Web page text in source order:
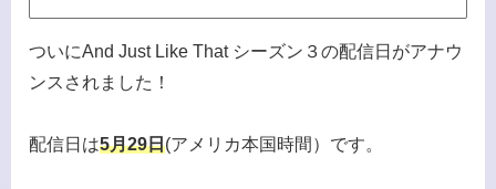
ついにAnd Just Like That シーズン３の配信日がアナウ
ンスされました！
配信日は5月29日(アメリカ本国時間）です。